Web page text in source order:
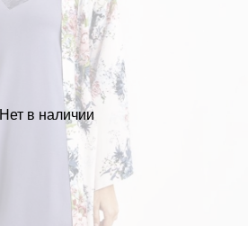
Нет в наличии